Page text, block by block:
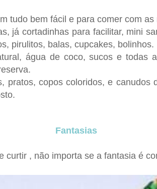
tudo bem fácil e para comer com as
já cortadinhas para facilitar, mini
pirulitos, balas, cupcakes, bolinhos.
água de coco, sucos e todas
pratos, copos coloridos, e canudos
Fantasias
curtir , não importa se a fantasia é